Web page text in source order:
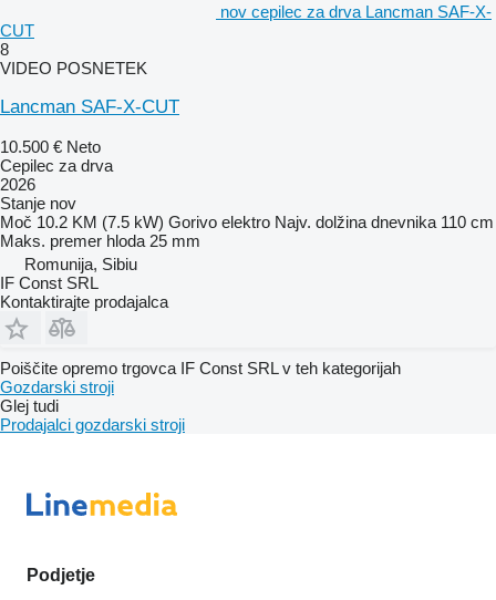
nov cepilec za drva Lancman SAF-X-
CUT
8
VIDEO POSNETEK
Lancman SAF-X-CUT
10.500 € Neto
Cepilec za drva
2026
Stanje nov
Moč 10.2 KM (7.5 kW) Gorivo elektro Najv. dolžina dnevnika 110 cm
Maks. premer hloda 25 mm
Romunija, Sibiu
IF Const SRL
Kontaktirajte prodajalca
Poiščite opremo trgovca IF Const SRL v teh kategorijah
Gozdarski stroji
Glej tudi
Prodajalci gozdarski stroji
Podjetje